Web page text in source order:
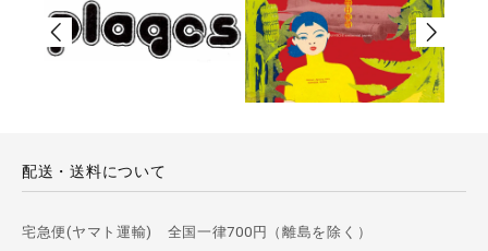
配送・送料について
宅急便(ヤマト運輸) 全国一律700円（離島を除く）